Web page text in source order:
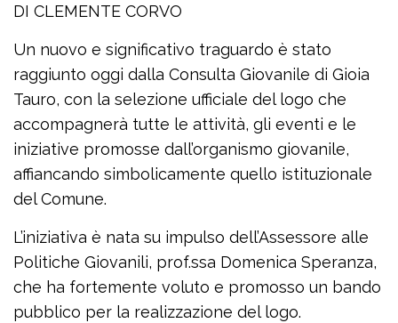
DI CLEMENTE CORVO
Un nuovo e significativo traguardo è stato
raggiunto oggi dalla Consulta Giovanile di Gioia
Tauro, con la selezione ufficiale del logo che
accompagnerà tutte le attività, gli eventi e le
iniziative promosse dall’organismo giovanile,
affiancando simbolicamente quello istituzionale
del Comune.
L’iniziativa è nata su impulso dell’Assessore alle
Politiche Giovanili, prof.ssa Domenica Speranza,
che ha fortemente voluto e promosso un bando
pubblico per la realizzazione del logo.